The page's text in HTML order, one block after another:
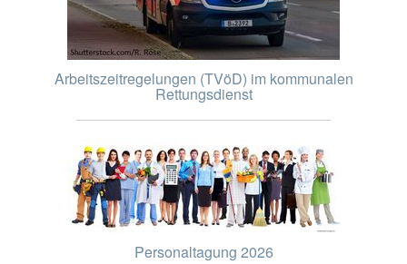
Arbeitszeitregelungen (TVöD) im kommunalen
Rettungsdienst
Personaltagung 2026